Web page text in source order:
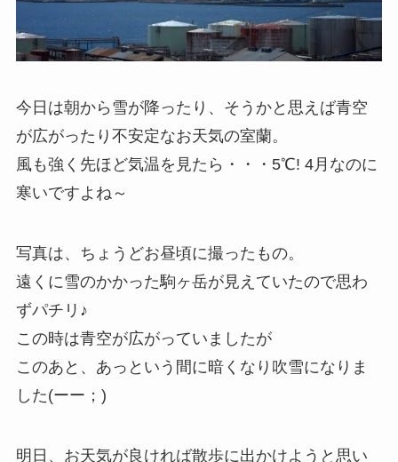
今日は朝から雪が降ったり、そうかと思えば青空
が広がったり不安定なお天気の室蘭。
風も強く先ほど気温を見たら・・・5℃! 4月なのに
寒いですよね～
写真は、ちょうどお昼頃に撮ったもの。
遠くに雪のかかった駒ヶ岳が見えていたので思わ
ずパチリ♪
この時は青空が広がっていましたが
このあと、あっという間に暗くなり吹雪になりま
した(ーー；)
明日、お天気が良ければ散歩に出かけようと思い